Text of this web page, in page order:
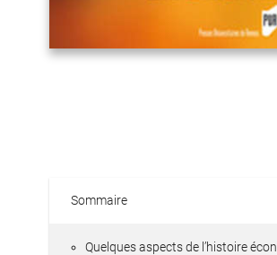
Sommaire
Quelques aspects de l’histoire